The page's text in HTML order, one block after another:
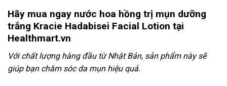
Hãy mua ngay nước hoa hồng trị mụn dưỡng
trắng Kracie Hadabisei Facial Lotion tại
Healthmart.vn
Với chất lượng hàng đầu từ Nhật Bản, sản phẩm này sẽ
giúp bạn chăm sóc da mụn hiệu quả.